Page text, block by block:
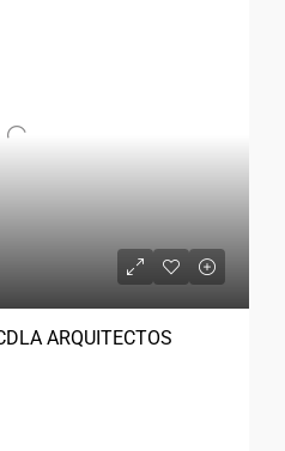
ARQUITECTOS